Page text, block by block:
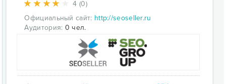
4 (0)
Официальный сайт: http://seoseller.ru
Аудитория: 0 чел.